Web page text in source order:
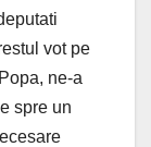
vot pe
ne-a
spre un